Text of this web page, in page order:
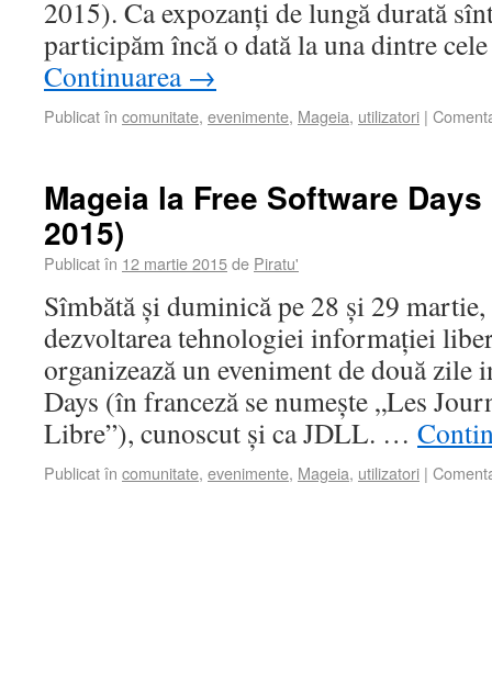
2015). Ca expozanți de lungă durată
participăm încă o dată la una dintre
Continuarea →
Publicat în comunitate, evenimente, Mageia, utilizatori |
Mageia la Free Software
2015)
Publicat în 12 martie 2015de Piratu'
Sîmbătă și duminică pe 28 și 29
dezvoltarea tehnologiei informației
organizează un eveniment de două zile
Days (în franceză se numește „Les
Libre”), cunoscut și ca JDLL. …
Publicat în comunitate, evenimente, Mageia, utilizatori |